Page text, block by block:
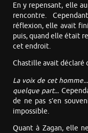
En y repensant, elle
rencontre.
réflexion, elle avait
puis, quand elle était
cet endroit.
Chastille avait
La voix de cet
quelque part...
de ne pas s’en
impossible.
Quant à Zagan, elle